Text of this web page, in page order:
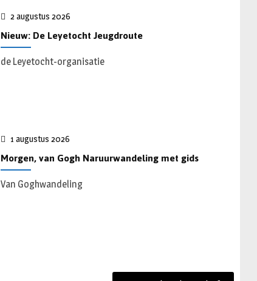
2 augustus 2026
Nieuw: De Leyetocht Jeugdroute
de Leyetocht-organisatie
1 augustus 2026
Morgen, van Gogh Naruurwandeling met gids
Van Goghwandeling